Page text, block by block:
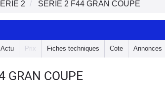
2 SERIE 2 F44 GRAN COUPE
Actu Prix Fiches techniques Cote Annonces
GRAN COUPE